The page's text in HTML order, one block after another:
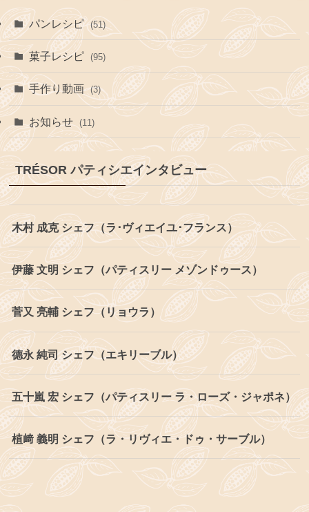
パンレシピ (51)
菓子レシピ (95)
手作り動画 (3)
お知らせ (11)
TRÉSOR パティシエインタビュー
木村 成克 シェフ（ラ･ヴィエイユ･フランス）
伊藤 文明 シェフ（パティスリー メゾンドゥース）
菅又 亮輔 シェフ（リョウラ）
德永 純司 シェフ（エキリーブル）
五十嵐 宏 シェフ（パティスリー ラ・ローズ・ジャポネ）
植﨑 義明 シェフ（ラ・リヴィエ・ドゥ・サーブル）